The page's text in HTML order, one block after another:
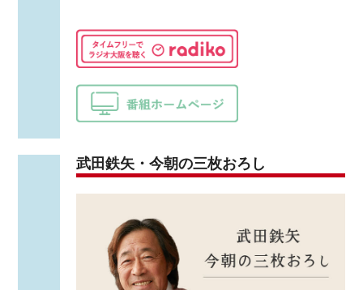
武田鉄矢・今朝の三枚おろし